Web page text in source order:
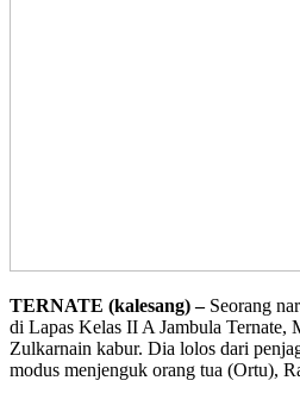
TERNATE (kalesang) –Seorang
di Lapas Kelas II A Jambula Ternate,
Zulkarnain kabur. Dia lolos dari
modus menjenguk orang tua (Ortu),